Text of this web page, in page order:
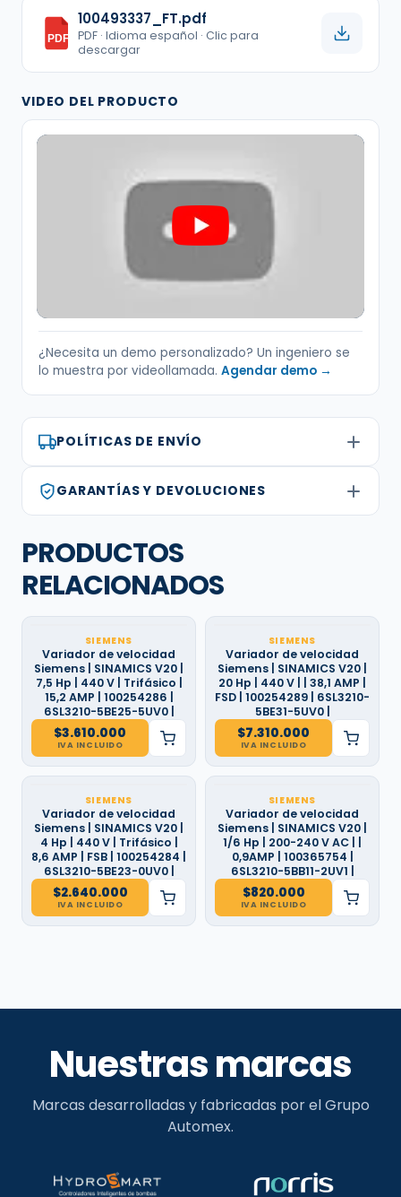
PDF
100493337_FT.pdf
PDF · Idioma español · Clic para
descargar
VIDEO DEL PRODUCTO
¿Necesita un demo personalizado? Un ingeniero se
lo muestra por videollamada. Agendar demo →
POLÍTICAS DE ENVÍO
GARANTÍAS Y DEVOLUCIONES
PRODUCTOS
RELACIONADOS
SIEMENS
Variador de velocidad
Siemens | SINAMICS V20 |
7,5 Hp | 440 V | Trifásico |
15,2 AMP | 100254286 |
6SL3210-5BE25-5UV0 |
$3.610.000
IVA INCLUIDO
SIEMENS
Variador de velocidad
Siemens | SINAMICS V20 |
20 Hp | 440 V | | 38,1 AMP |
FSD | 100254289 | 6SL3210-
5BE31-5UV0 |
$7.310.000
IVA INCLUIDO
SIEMENS
Variador de velocidad
Siemens | SINAMICS V20 |
4 Hp | 440 V | Trifásico |
8,6 AMP | FSB | 100254284 |
6SL3210-5BE23-0UV0 |
$2.640.000
IVA INCLUIDO
SIEMENS
Variador de velocidad
Siemens | SINAMICS V20 |
1/6 Hp | 200-240 V AC | |
0,9AMP | 100365754 |
6SL3210-5BB11-2UV1 |
$820.000
IVA INCLUIDO
Nuestras marcas
Marcas desarrolladas y fabricadas por el Grupo
Automex.